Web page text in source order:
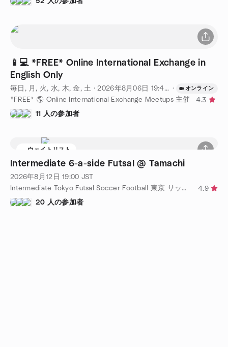
📱💻 *FREE* Online International Exchange in
English Only
毎日, 月, 火, 水, 木, 金, 土 · 2026年8月06日 19:45 JST
· オンライン
*FREE* 🌎 Online International Exchange Meetups 主催
4.3
11 人の参加者
ウェイトリスト
Intermediate 6-a-side Futsal @ Tamachi
2026年8月12日 19:00 JST
Intermediate Tokyo Futsal Soccer Football 東京 サッカー フットサル 主催
4.9
20 人の参加者